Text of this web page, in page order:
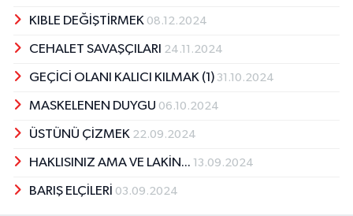
KIBLE DEĞİŞTİRMEK 08.12.2024
CEHALET SAVAŞÇILARI 24.11.2024
GEÇİCİ OLANI KALICI KILMAK (1) 31.10.2024
MASKELENEN DUYGU 06.10.2024
ÜSTÜNÜ ÇİZMEK 22.09.2024
HAKLISINIZ AMA VE LAKİN... 13.09.2024
BARIŞ ELÇİLERİ 03.09.2024